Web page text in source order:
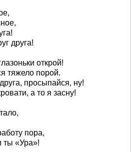
друга!
открой!
тяжело порой.
просыпайся, ну!
а то я засну!
пора,
ты «Ура»!